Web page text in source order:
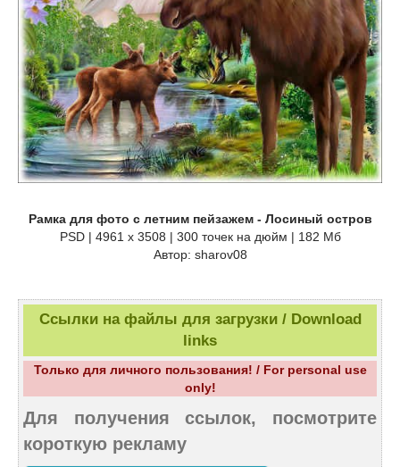
Рамка для фото с летним пейзажем - Лосиный остров
PSD | 4961 х 3508 | 300 точек на дюйм | 182 Мб
Автор: sharov08
Ссылки на файлы для загрузки / Download
links
Только для личного пользования! / For personal use
only!
Для получения ссылок, посмотрите
короткую рекламу